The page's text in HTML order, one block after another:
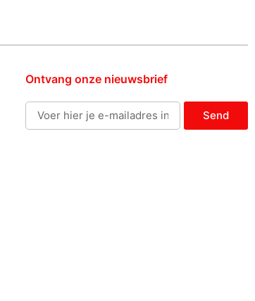
Ontvang onze nieuwsbrief
Send